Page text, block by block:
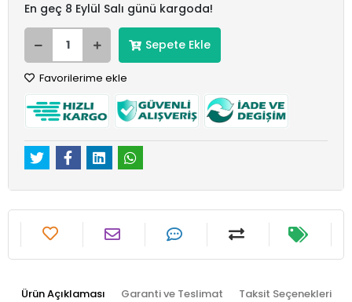
En geç 8 Eylül Salı günü kargoda!
Sepete Ekle
Favorilerime ekle
Ürün Açıklaması Garanti ve Teslimat Taksit Seçenekleri